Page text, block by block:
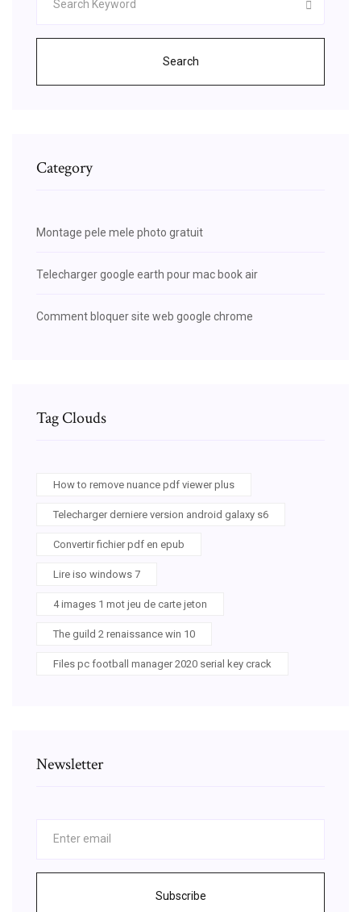
Search
Category
Montage pele mele photo gratuit
Telecharger google earth pour mac book air
Comment bloquer site web google chrome
Tag Clouds
How to remove nuance pdf viewer plus
Telecharger derniere version android galaxy s6
Convertir fichier pdf en epub
Lire iso windows 7
4 images 1 mot jeu de carte jeton
The guild 2 renaissance win 10
Files pc football manager 2020 serial key crack
Newsletter
Subscribe